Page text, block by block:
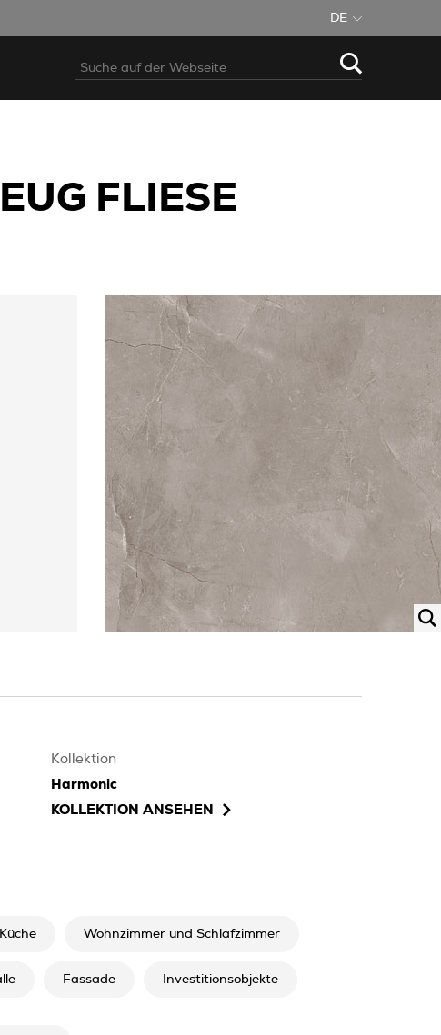
DE
FLIESE
Kollektion
Harmonic
KOLLEKTION ANSEHEN
Küche Wohnzimmer und Schlafzimmer
Fassade Investitionsobjekte